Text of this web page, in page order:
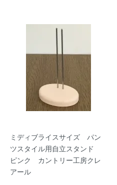
ミディブライスサイズ パン
ツスタイル用自立スタンド
ピンク カントリー工房クレ
アール